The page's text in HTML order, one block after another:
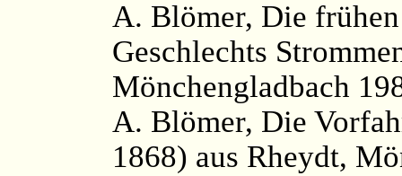
A. Blömer, Die
Geschlechts
Mönchengladbach
A. Blömer, Die
1868) aus Rheydt,